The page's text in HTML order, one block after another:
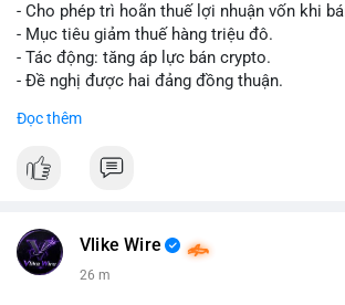
tái cơ cấu danh mục trước phiên giao dịch
trường có thể dao động nhẹ khi nhà đầu tư
động thái này.
và điểm đến của số BTC này trong 2-4 giờ
phòng thủ. Nếu vào ví lạnh, có thể duy trì
#160btc #vilanh #thanhkhoansan
- Cho phép trì hoãn thuế lợi nhuận vốn khi
- Mục tiêu giảm thuế hàng triệu đô.
- Tác động: tăng áp lực bán crypto.
- Đề nghị được hai đảng đồng thuận.
📰 Nguồn: Cointelegraph
Đọc thêm
Vlike Wire
26 m